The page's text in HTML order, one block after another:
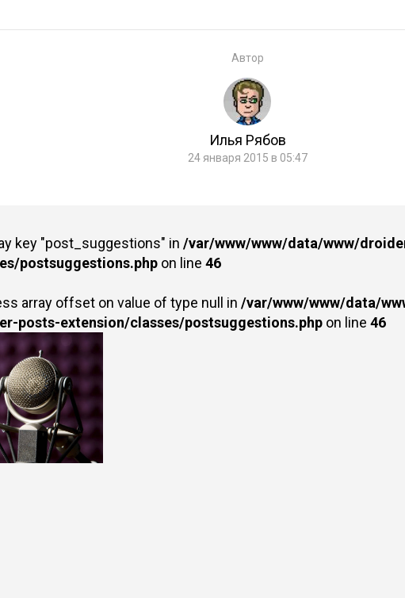
Автор
Илья Рябов
24 января 2015 в 05:47
key "post_suggestions" in /var/www/www/data/www/
postsuggestions.phpon line 46
array offset on value of type null in /var/www/www/data/
posts-extension/classes/postsuggestions.phpon line 46